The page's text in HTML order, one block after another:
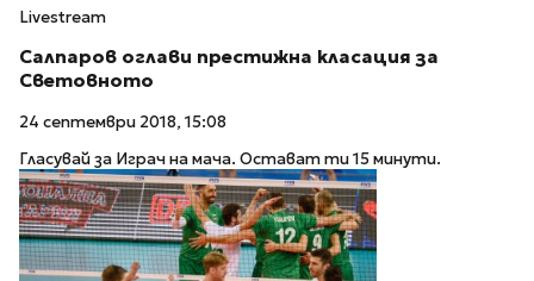
Livestream
Салпаров оглави престижна класация за
Световното
24 септември 2018, 15:08
Гласувай за Играч на мача. Остават ти 15 минути.